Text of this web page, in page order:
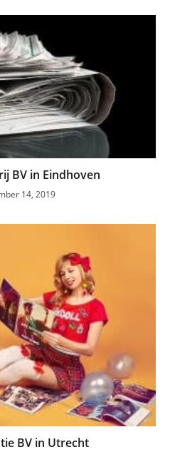
BV in Eindhoven
14, 2019
BV in Utrecht